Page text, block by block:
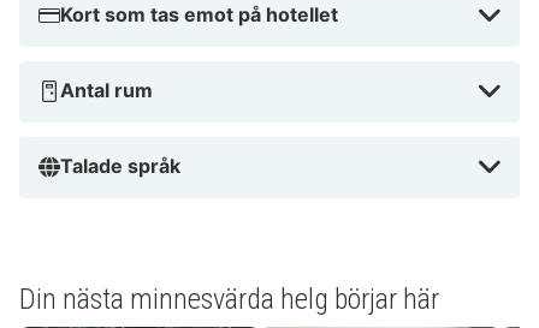
Kort som tas emot på hotellet
Antal rum
Talade språk
Din nästa minnesvärda helg börjar här